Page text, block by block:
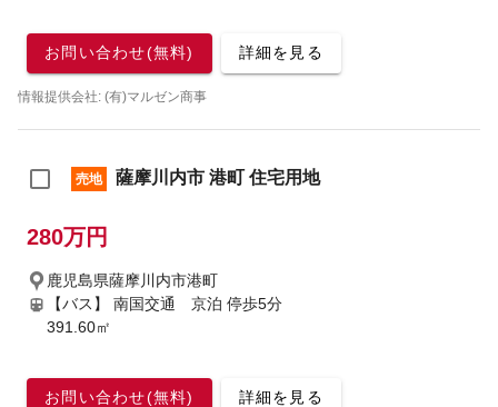
お問い合わせ(無料) 詳細を見る
情報提供会社: (有)マルゼン商事
売地 薩摩川内市 港町 住宅用地
280万円
鹿児島県薩摩川内市港町
【バス】 南国交通 京泊 停歩5分
391.60㎡
お問い合わせ(無料) 詳細を見る